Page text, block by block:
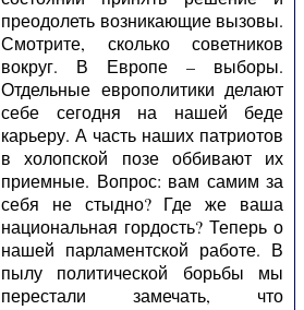
преодолеть возникающие вызовы.
Смотрите, сколько советников
вокруг. В Европе – выборы.
Отдельные европолитики делают
себе сегодня на нашей беде
карьеру. А часть наших патриотов
в холопской позе оббивают их
приемные. Вопрос: вам самим за
себя не стыдно? Где же ваша
национальная гордость? Теперь о
нашей парламентской работе. В
пылу политической борьбы мы
перестали замечать, что